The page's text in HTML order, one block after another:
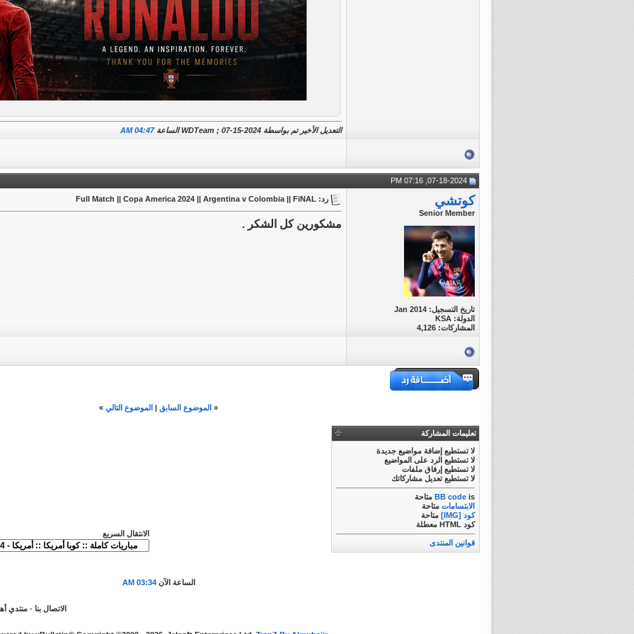
التعديل الأخير تم بواسطة WDTeam ; 07-15-2024 الساعة 04:47 AM
كوتشي
Senior Member
تاريخ التسجيل: Jan 2014
الدولة: KSA
المشاركات: 4,126
رد: Full Match || Copa America 2024 || Argentina v Colombia || FiNAL
مشكورين كل الشكر .
« الموضوع السابق الموضوع التالي »
تعليمات المشاركة
لا تستطيع إضافة مواضيع جديدة
لا تستطيع الرد على المواضيع
لا تستطيع إرفاق ملفات
لا تستطيعتعديل مشاركاتك
BB code is
متاحة
الابتسامات متاحة
كود [IMG]
متاحة
كود HTML
معطلة
قوانين المنتدى
الانتقال السريع
الساعة الآن03:34 AM
الاتصال بنا - منتدي